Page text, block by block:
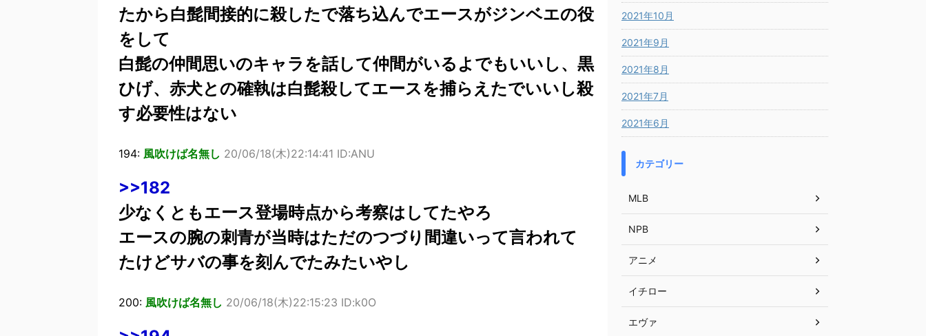
たから白髭間接的に殺したで落ち込んでエースがジンベエの役
をして
白髭の仲間思いのキャラを話して仲間がいるよでもいいし、黒
ひげ、赤犬との確執は白髭殺してエースを捕らえたでいいし殺
す必要性はない
194: 風吹けば名無し 20/06/18(木)22:14:41 ID:ANU
>>182
少なくともエース登場時点から考察はしてたやろ
エースの腕の刺青が当時はただのつづり間違いって言われて
たけどサバの事を刻んでたみたいやし
200: 風吹けば名無し 20/06/18(木)22:15:23 ID:k0O
2021年10月
2021年9月
2021年8月
2021年7月
2021年6月
カテゴリー
MLB
NPB
アニメ
イチロー
エヴァ